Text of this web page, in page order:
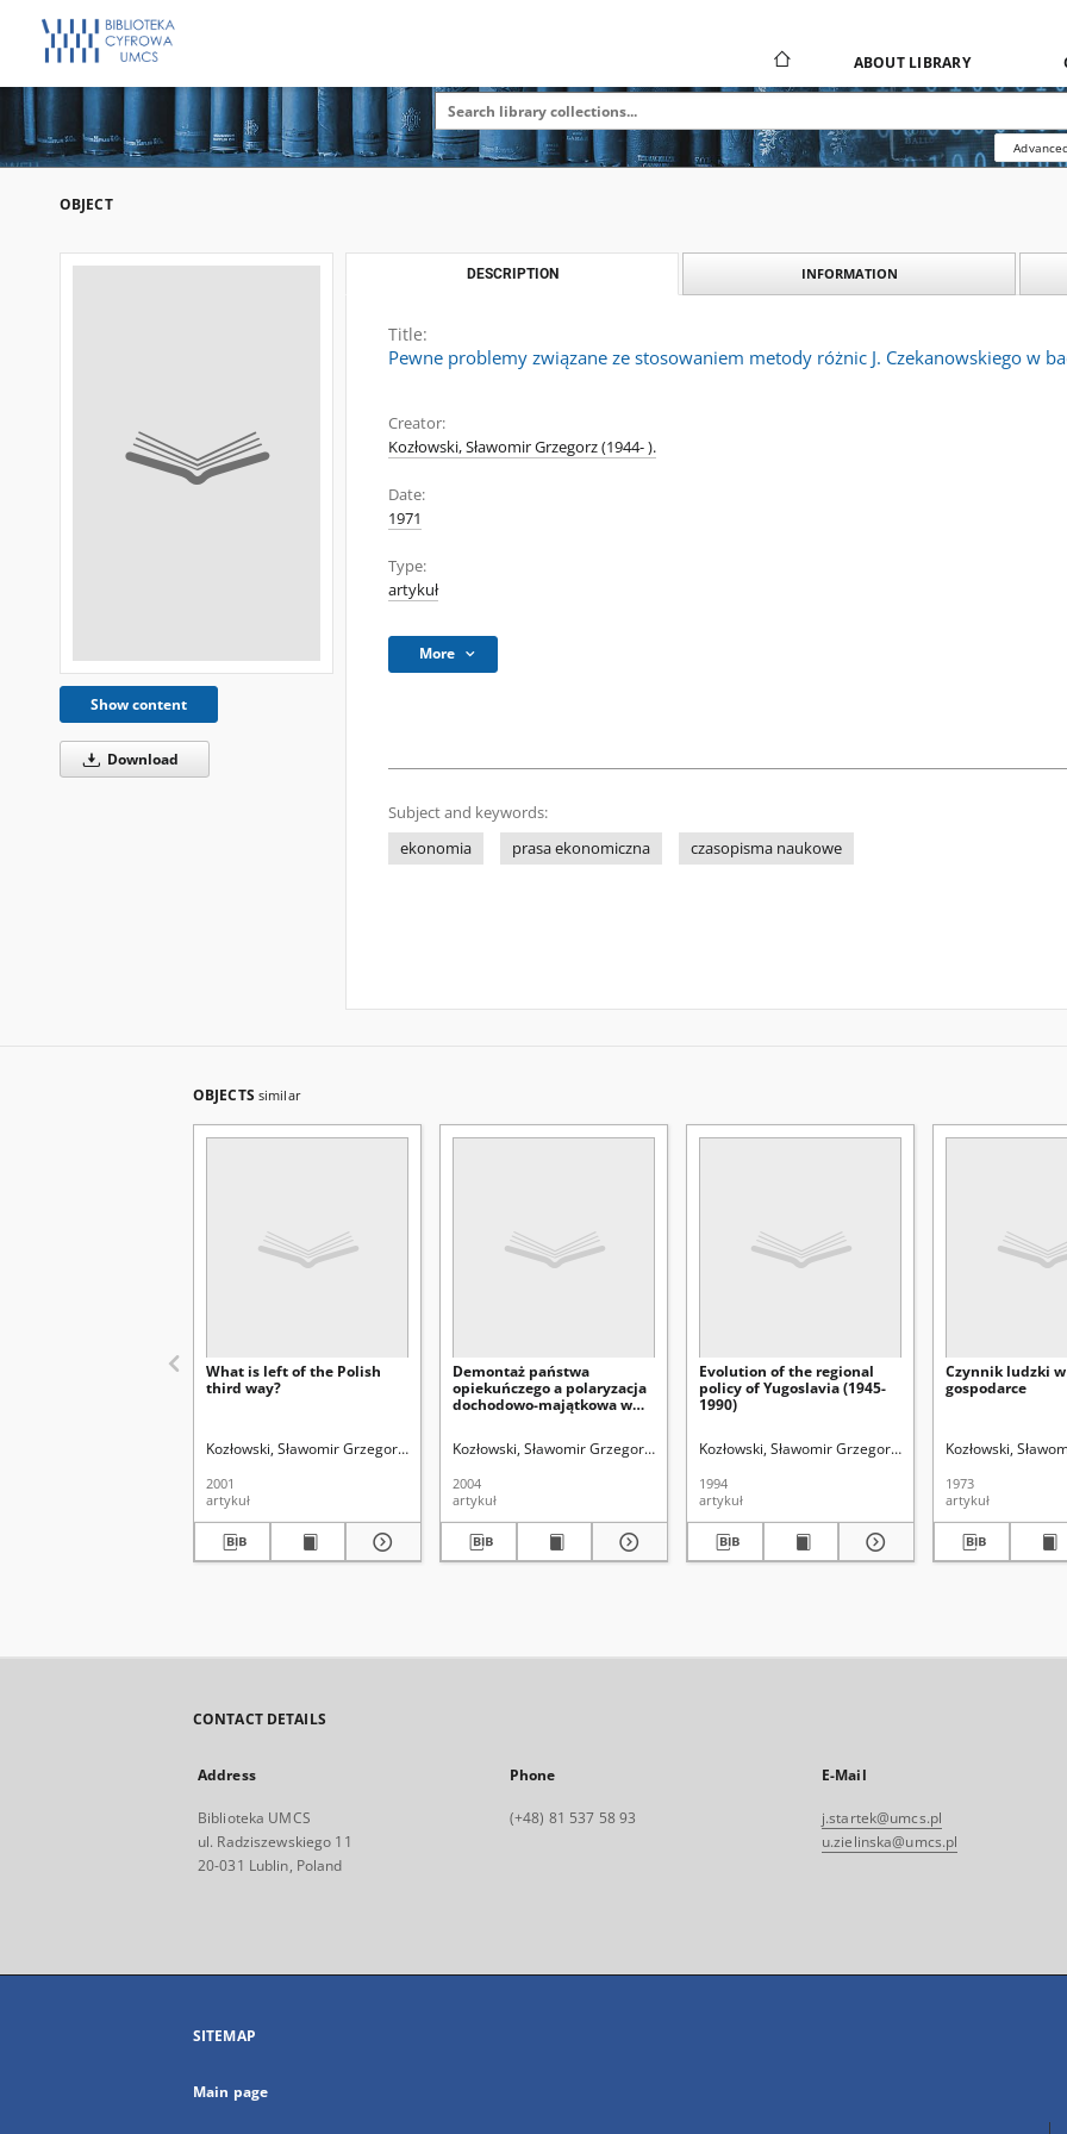
ABOUT LIBRARY
OBJECT
Show content
Download
DESCRIPTION INFORMATION
Title:
Pewne problemy związane ze stosowaniem metody różnic J. Czekanowskiego w
Creator:
Kozłowski, Sławomir Grzegorz (1944- ).
Date:
1971
Type:
artykuł
More
Subject and keywords:
ekonomia
prasa ekonomiczna czasopisma naukowe
OBJECTS similar
What is left of the Polish
third way?
Kozłowski, Sławomir Grzegorz (1944- ). Wich, Urszula. Redaktor sekcji
2001
artykuł
Demontaż państwa
opiekuńczego a polaryzacja
dochodowo-majątkowa w
Kozłowski, Sławomir Grzegorz (1944- ). Wich, Urszula. Redaktor sekcji
2004
artykuł
Evolution of the regional
policy of Yugoslavia (1945-
1990)
Kozłowski, Sławomir Grzegorz (1944- ).
1994
artykuł
Czynnik ludzki w
gospodarce
Kozłowski,
1973
artykuł
CONTACT DETAILS
Address
Biblioteka UMCS
ul. Radziszewskiego 11
20-031 Lublin, Poland
Phone
(+48) 81 537 58 93
E-Mail
j.startek@umcs.pl
u.zielinska@umcs.pl
SITEMAP
Main page